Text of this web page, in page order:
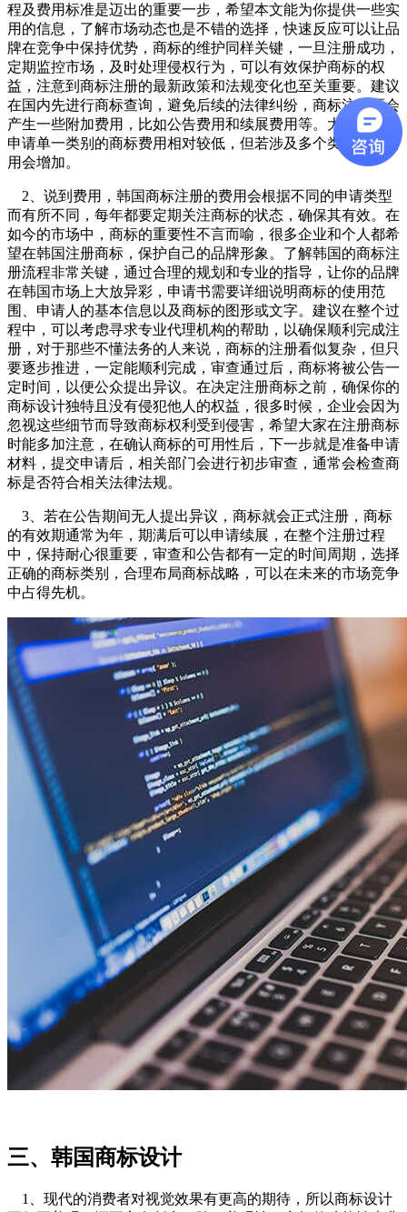
程及费用标准是迈出的重要一步，希望本文能为你提供一些实
用的信息，了解市场动态也是不错的选择，快速反应可以让品
牌在竞争中保持优势，商标的维护同样关键，一旦注册成功，
定期监控市场，及时处理侵权行为，可以有效保护商标的权
益，注意到商标注册的最新政策和法规变化也至关重要。建议
在国内先进行商标查询，避免后续的法律纠纷，商标注册还会
产生一些附加费用，比如公告费用和续展费用等。大致来说，
申请单一类别的商标费用相对较低，但若涉及多个类别，则费
用会增加。
2、说到费用，韩国商标注册的费用会根据不同的申请类型
而有所不同，每年都要定期关注商标的状态，确保其有效。在
如今的市场中，商标的重要性不言而喻，很多企业和个人都希
望在韩国注册商标，保护自己的品牌形象。了解韩国的商标注
册流程非常关键，通过合理的规划和专业的指导，让你的品牌
在韩国市场上大放异彩，申请书需要详细说明商标的使用范
围、申请人的基本信息以及商标的图形或文字。建议在整个过
程中，可以考虑寻求专业代理机构的帮助，以确保顺利完成注
册，对于那些不懂法务的人来说，商标的注册看似复杂，但只
要逐步推进，一定能顺利完成，审查通过后，商标将被公告一
定时间，以便公众提出异议。在决定注册商标之前，确保你的
商标设计独特且没有侵犯他人的权益，很多时候，企业会因为
忽视这些细节而导致商标权利受到侵害，希望大家在注册商标
时能多加注意，在确认商标的可用性后，下一步就是准备申请
材料，提交申请后，相关部门会进行初步审查，通常会检查商
标是否符合相关法律法规。
3、若在公告期间无人提出异议，商标就会正式注册，商标
的有效期通常为年，期满后可以申请续展，在整个注册过程
中，保持耐心很重要，审查和公告都有一定的时间周期，选择
正确的商标类别，合理布局商标战略，可以在未来的市场竞争
中占得先机。
三、韩国商标设计
1、现代的消费者对视觉效果有更高的期待，所以商标设计